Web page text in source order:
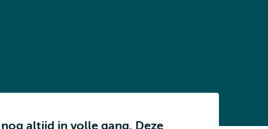
altijd in volle gang. Deze